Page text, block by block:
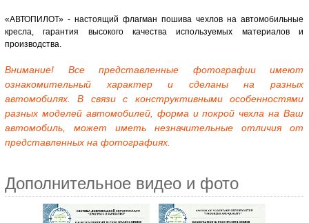
«АВТОПИЛОТ» - настоящий флагман пошива чехлов на автомобильные
кресла, гарантия высокого качества используемых материалов и
производства.
Внимание! Все представленные фотографии имеют
ознакомительный характер и сделаны на разных
автомобилях. В связи с конструктивными особенностями
разных моделей автомобилей, форма и покрой чехла на Ваш
автомобиль, может иметь незначительные отличия от
представленных на фотографиях.
Дополнительное видео и фото